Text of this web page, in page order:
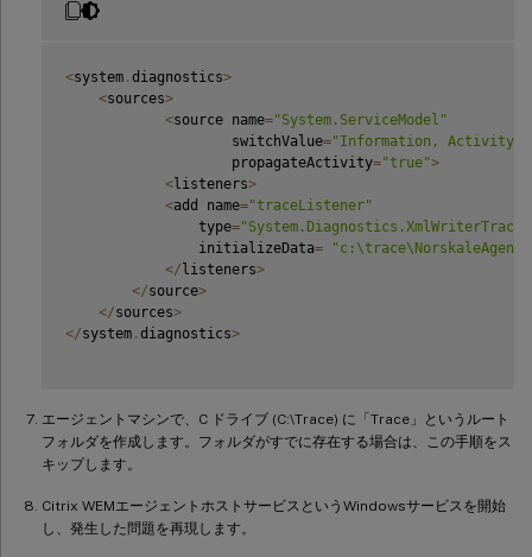
<system . diagnostics>
<sources>
<source name="System.ServiceModel"
                    switchValue
="Information,
                    propagateActivity
="true">
<listeners>
<add name="traceListener"
                type
=
                initializeData
=
</listeners>
</source>
</sources>
</system . diagnostics>
エージェントマシンで、C ドライブ (C:\Trace) に「Trace」というルート
フォルダを作成します。フォルダがすでに存在する場合は、この手順をス
キップします。
Citrix WEMエージェントホストサービスというWindowsサービスを開始
し、発生した問題を再現します。